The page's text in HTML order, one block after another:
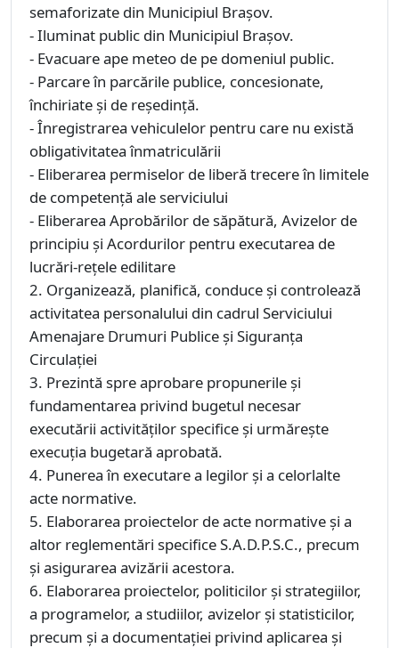
semaforizate din Municipiul Brașov.
- Iluminat public din Municipiul Braşov.
- Evacuare ape meteo de pe domeniul public.
- Parcare în parcările publice, concesionate,
închiriate şi de reşedinţă.
- Înregistrarea vehiculelor pentru care nu există
obligativitatea înmatriculării
- Eliberarea permiselor de liberă trecere în limitele
de competență ale serviciului
- Eliberarea Aprobărilor de săpătură, Avizelor de
principiu și Acordurilor pentru executarea de
lucrări-rețele edilitare
2. Organizează, planifică, conduce și controlează
activitatea personalului din cadrul Serviciului
Amenajare Drumuri Publice și Siguranța
Circulației
3. Prezintă spre aprobare propunerile şi
fundamentarea privind bugetul necesar
executării activităţilor specifice şi urmăreşte
execuţia bugetară aprobată.
4. Punerea în executare a legilor şi a celorlalte
acte normative.
5. Elaborarea proiectelor de acte normative şi a
altor reglementări specifice S.A.D.P.S.C., precum
şi asigurarea avizării acestora.
6. Elaborarea proiectelor, politicilor şi strategiilor,
a programelor, a studiilor, avizelor şi statisticilor,
precum şi a documentaţiei privind aplicarea şi